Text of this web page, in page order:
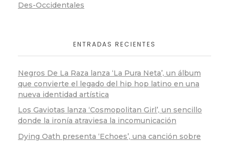
Des-Occidentales
ENTRADAS RECIENTES
Negros De La Raza lanza ‘La Pura Neta’, un álbum
que convierte el legado del hip hop latino en una
nueva identidad artística
Los Gaviotas lanza ‘Cosmopolitan Girl’, un sencillo
donde la ironía atraviesa la incomunicación
Dying Oath presenta ‘Echoes’, una canción sobre